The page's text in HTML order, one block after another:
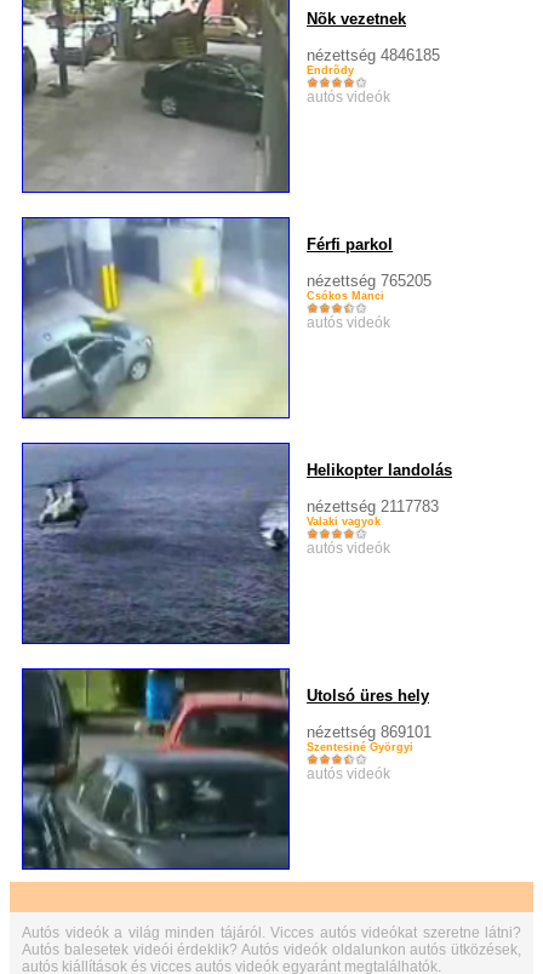
Nõk vezetnek
nézettség 4846185
Endrõdy
autós videók
Férfi parkol
nézettség 765205
Csókos Manci
autós videók
Helikopter landolás
nézettség 2117783
Valaki vagyok
autós videók
Utolsó üres hely
nézettség 869101
Szentesiné Györgyi
autós videók
Autós videók a világ minden tájáról. Vicces autós videókat szeretne látni?
Autós balesetek videói érdeklik? Autós videók oldalunkon autós ütközések,
autós kiállítások és vicces autós videók egyaránt megtalálhatók.